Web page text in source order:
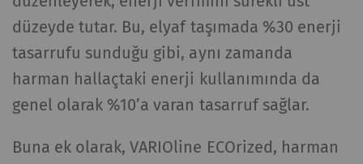
düzeyde tutar. Bu, elyaf taşımada %30 enerji
tasarrufu sunduğu gibi, aynı zamanda
harman hallaçtaki enerji kullanımında da
genel olarak %10’a varan tasarruf sağlar.
Buna ek olarak, VARIOline ECOrized, harman